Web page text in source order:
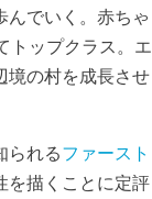
んでいく。赤ちゃ
トップクラス。エ
境の村を成長させ
られるファースト
を描くことに定評